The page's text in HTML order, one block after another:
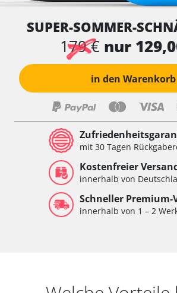
SUPER-SOMMER-
179 € nur
in den Warenkorb
mit 30 Tagen
Kostenfreier
innerhalb von
Schneller Premium-
innerhalb von 1 – 2